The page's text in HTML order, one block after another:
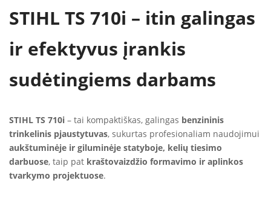
STIHL TS 710i – itin galingas
ir efektyvus įrankis
sudėtingiems darbams
STIHL TS 710i – tai kompaktiškas, galingas benzininis
trinkelinis pjaustytuvas, sukurtas profesionaliam naudojimui
aukštuminėje ir giluminėje statyboje, kelių tiesimo
darbuose, taip pat kraštovaizdžio formavimo ir aplinkos
tvarkymo projektuose.